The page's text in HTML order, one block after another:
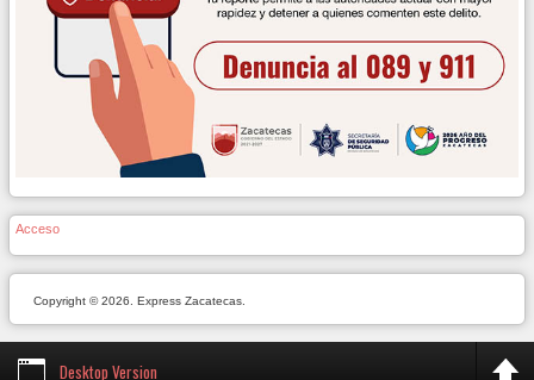
Acceso
Copyright © 2026. Express Zacatecas.
Desktop Version